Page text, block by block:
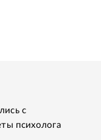
с
психолога